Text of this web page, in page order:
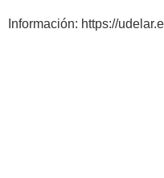
Información: https://